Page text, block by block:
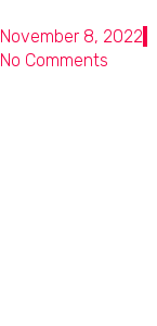
November 8, 2022
No Comments